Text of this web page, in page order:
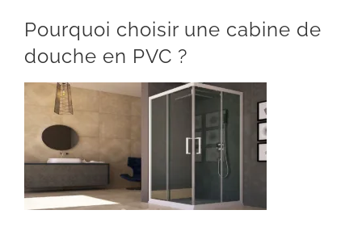
Pourquoi choisir une cabine de
douche en PVC ?